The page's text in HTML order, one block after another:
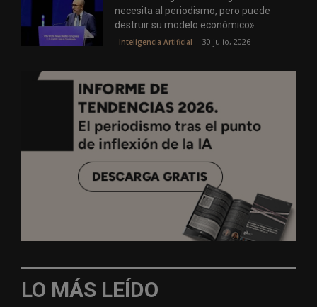
necesita al periodismo, pero puede
destruir su modelo económico»
Inteligencia Artificial 30 julio, 2026
LO MÁS LEÍDO